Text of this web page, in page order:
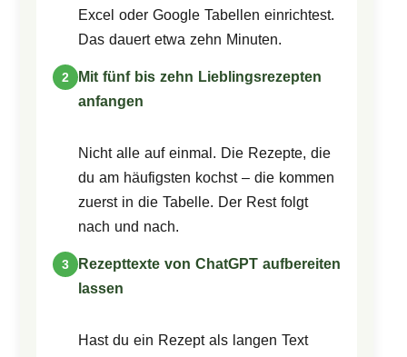
Excel oder Google Tabellen einrichtest.
Das dauert etwa zehn Minuten.
Mit fünf bis zehn Lieblingsrezepten
anfangen
Nicht alle auf einmal. Die Rezepte, die
du am häufigsten kochst – die kommen
zuerst in die Tabelle. Der Rest folgt
nach und nach.
Rezepttexte von ChatGPT aufbereiten
lassen
Hast du ein Rezept als langen Text